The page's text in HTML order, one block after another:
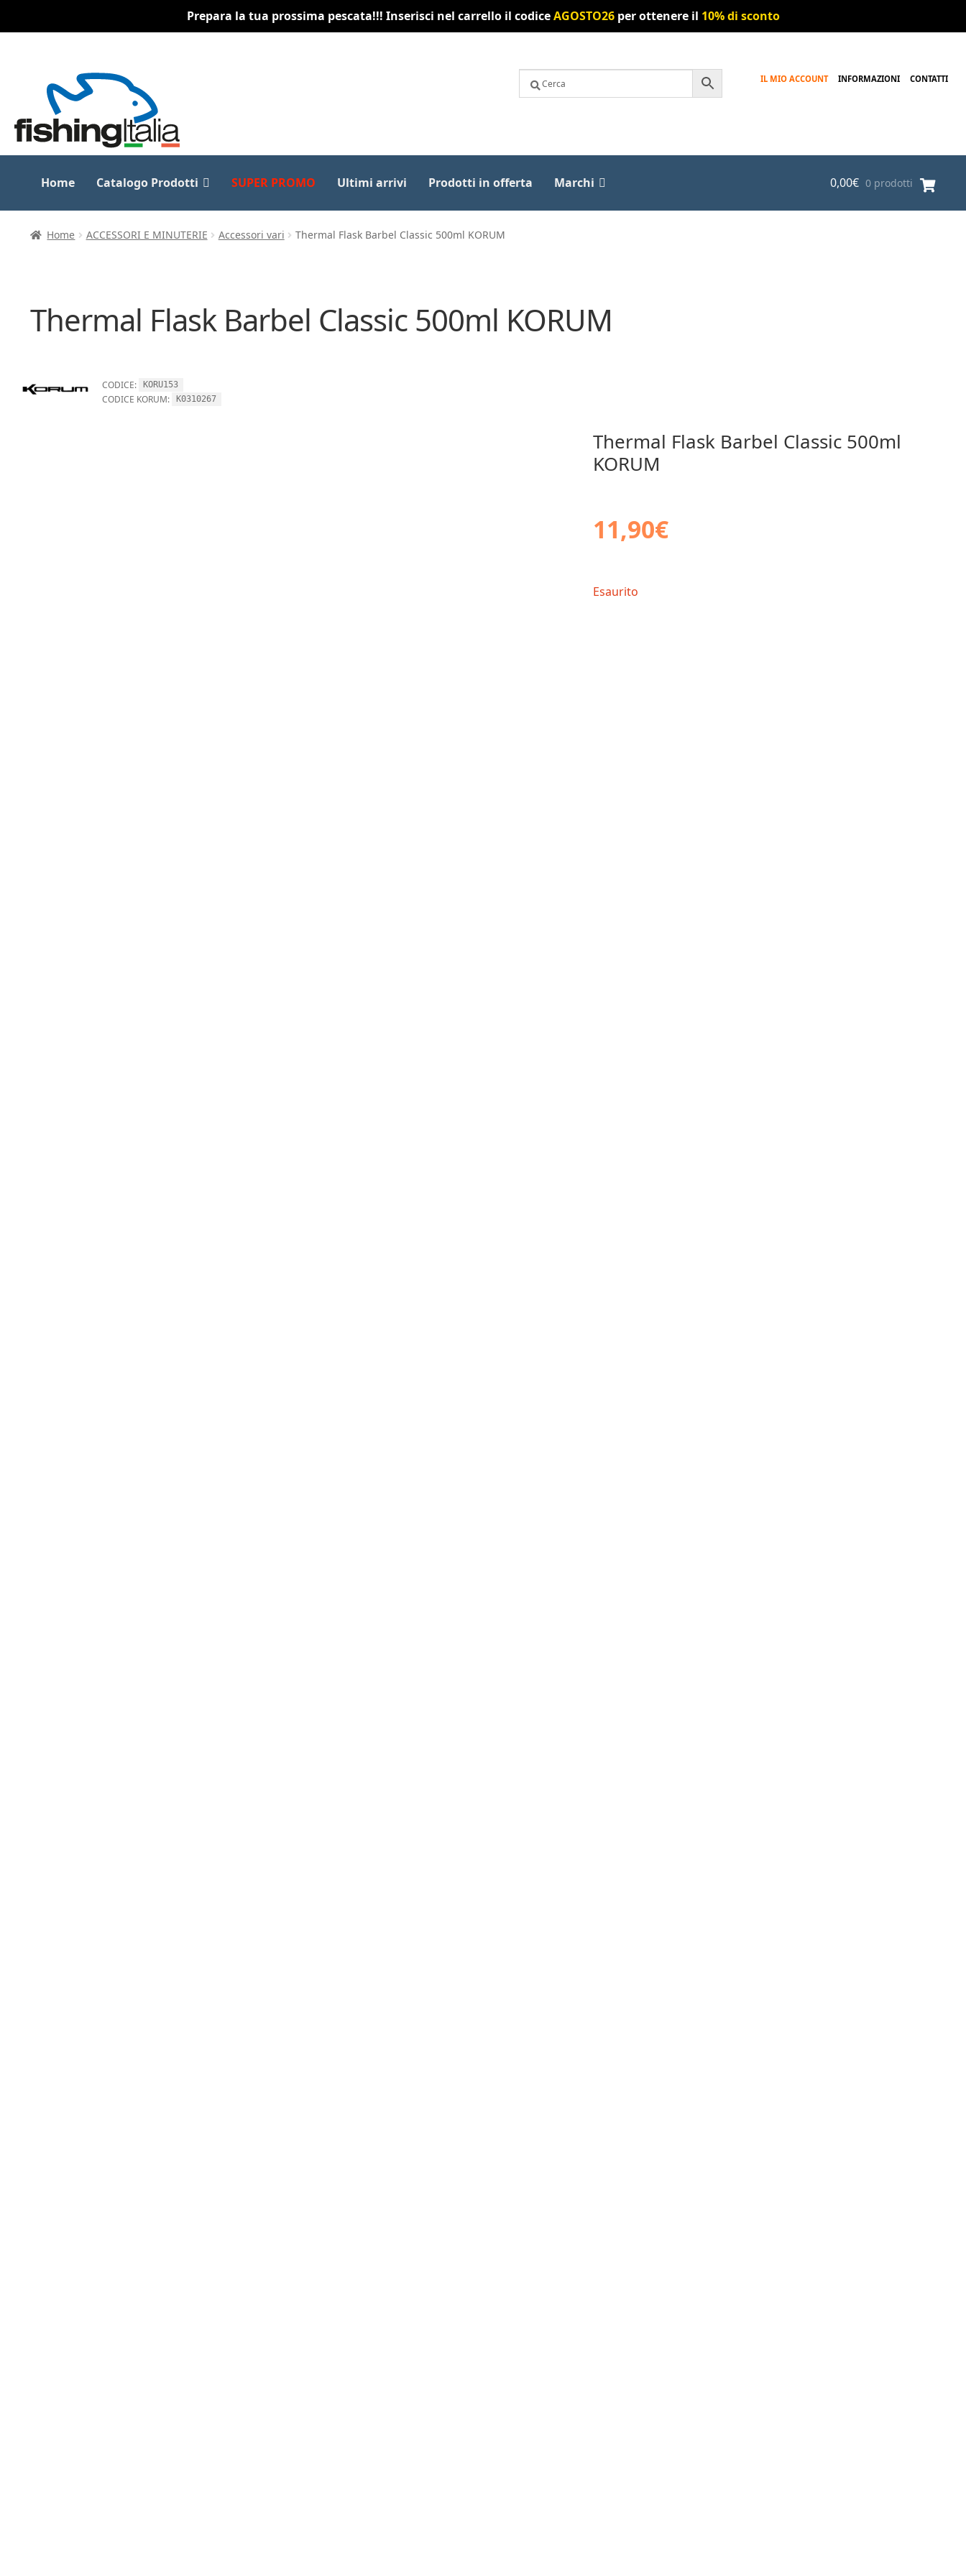
Prepara la tua prossima pescata!!! Inserisci nel carrello il codiceAGOSTO26per ottenere il 10% di sconto
navigazione
contenuto
IL MIO ACCOUNT INFORMAZIONI CONTATTI
Home Catalogo Prodotti SUPER PROMO Ultimi arrivi Prodotti in offerta Marchi 0,00€ 0 prodotti
Home ACCESSORI E MINUTERIE Accessori vari Thermal Flask Barbel Classic 500ml KORUM
Thermal Flask Barbel Classic 500ml KORUM
CODICE: KORU153
CODICE KORUM: K0310267
Thermal Flask Barbel Classic 500ml
KORUM
11,90€
Esaurito